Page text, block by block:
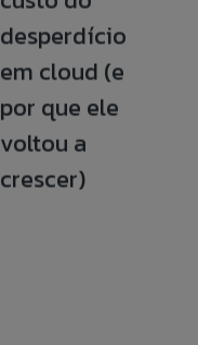
desperdício
em cloud (e
por que ele
voltou a
crescer)